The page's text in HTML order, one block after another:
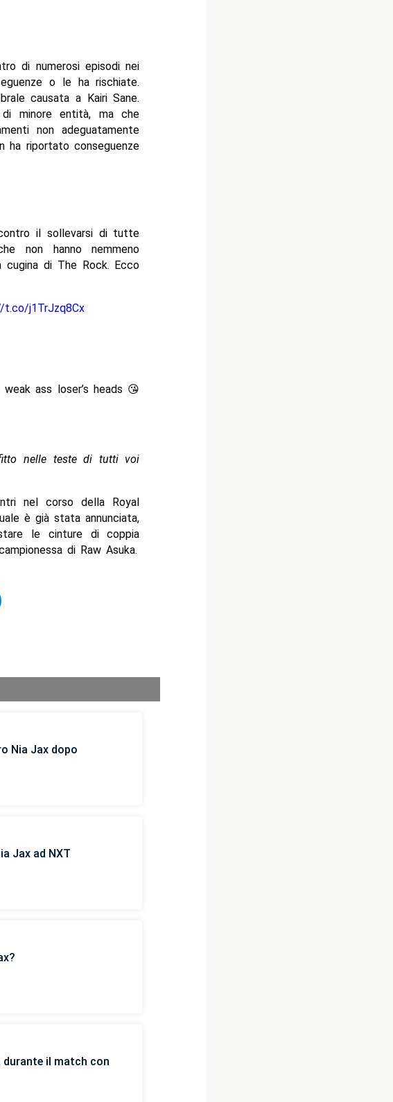
di numerosi episodi nei
o le ha rischiate.
causata a Kairi Sane.
minore entità, ma che
non adeguatamente
ha riportato conseguenze
il sollevarsi di tutte
non hanno nemmeno
cugina di The Rock. Ecco
j1TrJzq8Cx
ass loser’s heads 😘
nelle teste di tutti voi
nel corso della Royal
è già stata annunciata,
le cinture di coppia
di Raw Asuka.
Nia Jax dopo
Jax ad NXT
durante il match con